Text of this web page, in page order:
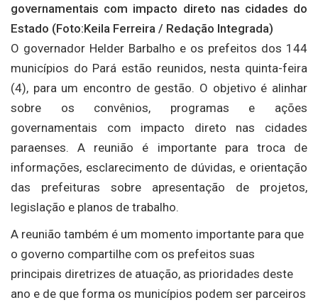
governamentais com impacto direto nas cidades do
Estado (Foto:Keila Ferreira / Redação Integrada)
O governador Helder Barbalho e os prefeitos dos 144
municípios do Pará estão reunidos, nesta quinta-feira
(4), para um encontro de gestão. O objetivo é alinhar
sobre os convênios, programas e ações
governamentais com impacto direto nas cidades
paraenses. A reunião é importante para troca de
informações, esclarecimento de dúvidas, e orientação
das prefeituras sobre apresentação de projetos,
legislação e planos de trabalho.
A reunião também é um momento importante para que
o governo compartilhe com os prefeitos suas
principais diretrizes de atuação, as prioridades deste
ano e de que forma os municípios podem ser parceiros